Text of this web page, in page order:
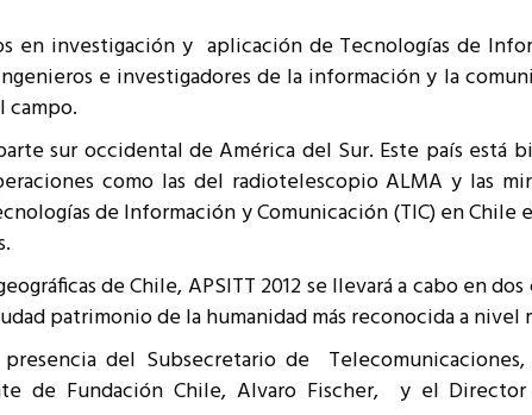
REUNA
en investigación y aplicación de Tecnologías de
e investigadores de la información y la
campo.
sur occidental de América del Sur. Este país está
como las del radiotelescopio ALMA y las
de Información y Comunicación (TIC) en
de Chile, APSITT 2012 se llevará a cabo en
patrimonio de la humanidad más reconocida a nivel
del Subsecretario de
de Fundación Chile, Alvaro Fischer, y el